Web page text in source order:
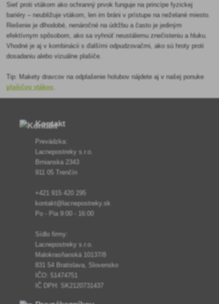
Sieť proti vtákom ako ochranný prvok funguje na princípe fyzickej
bariéry – neubližuje vtákom, len im bráni v prístupe na neželané miesto.
Riešenie je dlhodobé, nenáročné na údržbu a často je jediným
efektívnym spôsobom, ako sa vyhnúť neustálemu znečisteniu a hluku.
Vhodné je aj v kombinácii s ďalšími odpudzovačmi, ako sú hroty proti
dosadaniu alebo vizuálne plašiče.
Tip: Makety dravcov na odplašenie holubov nájdete aj v našej ponuke
plašičov vtákov.
Kontakt
Prevádzka:
Lacnepostreky s.r.o.
Brnianska 2343
911 05 Trenčín
+421 915 420 295
kontakt@lacnepostreky.sk
Po - Pia 9:00 - 16:00
Sídlo firmy:
Lacnepostreky s.r.o.
Malokrasňanská 10137/8
831 54 Bratislava, Slovensko
IČO: 51474751
IČ DPH: SK2120731437